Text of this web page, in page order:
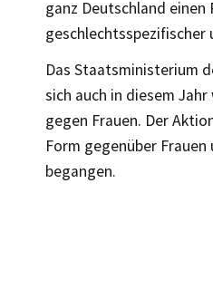
ganz Deutschland einen
geschlechtsspezifischer
Das Staatsministerium
sich auch in diesem
gegen Frauen. Der
Form gegenüber
begangen.